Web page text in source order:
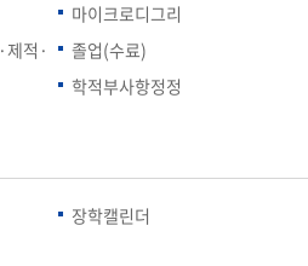
마이크로디그리
적·
졸업(수료)
학적부사항정정
장학캘린더